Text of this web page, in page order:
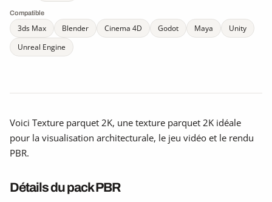
Compatible
3ds Max Blender Cinema 4D Godot Maya
Unity
Unreal Engine
Voici Texture parquet 2K, une texture parquet 2K idéale
pour la visualisation architecturale, le jeu vidéo et le rendu
PBR.
Détails du pack PBR